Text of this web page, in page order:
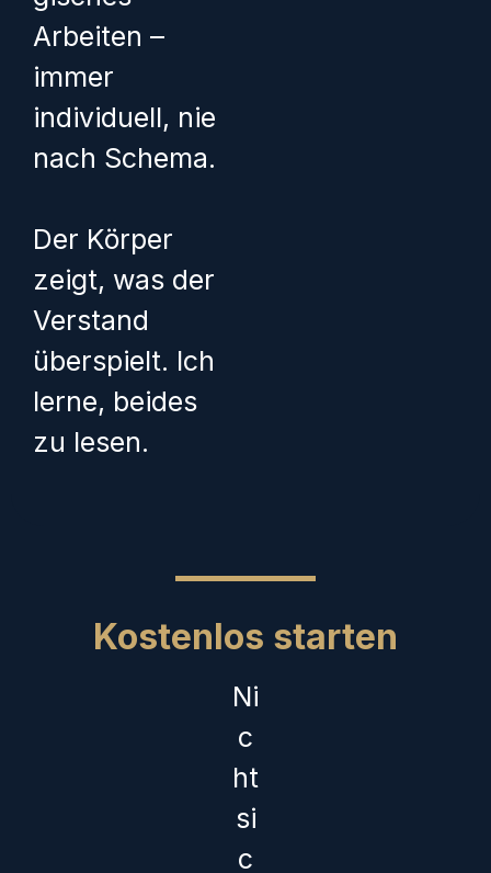
Arbeiten –
immer
individuell, nie
nach Schema.
Der Körper
zeigt, was der
Verstand
überspielt. Ich
lerne, beides
zu lesen.
Kostenlos starten
Ni
c
ht
si
c